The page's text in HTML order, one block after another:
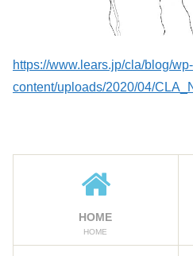
https://www.lears.jp/cla/blog/wp-
content/uploads/2020/04/
HOME
HOME